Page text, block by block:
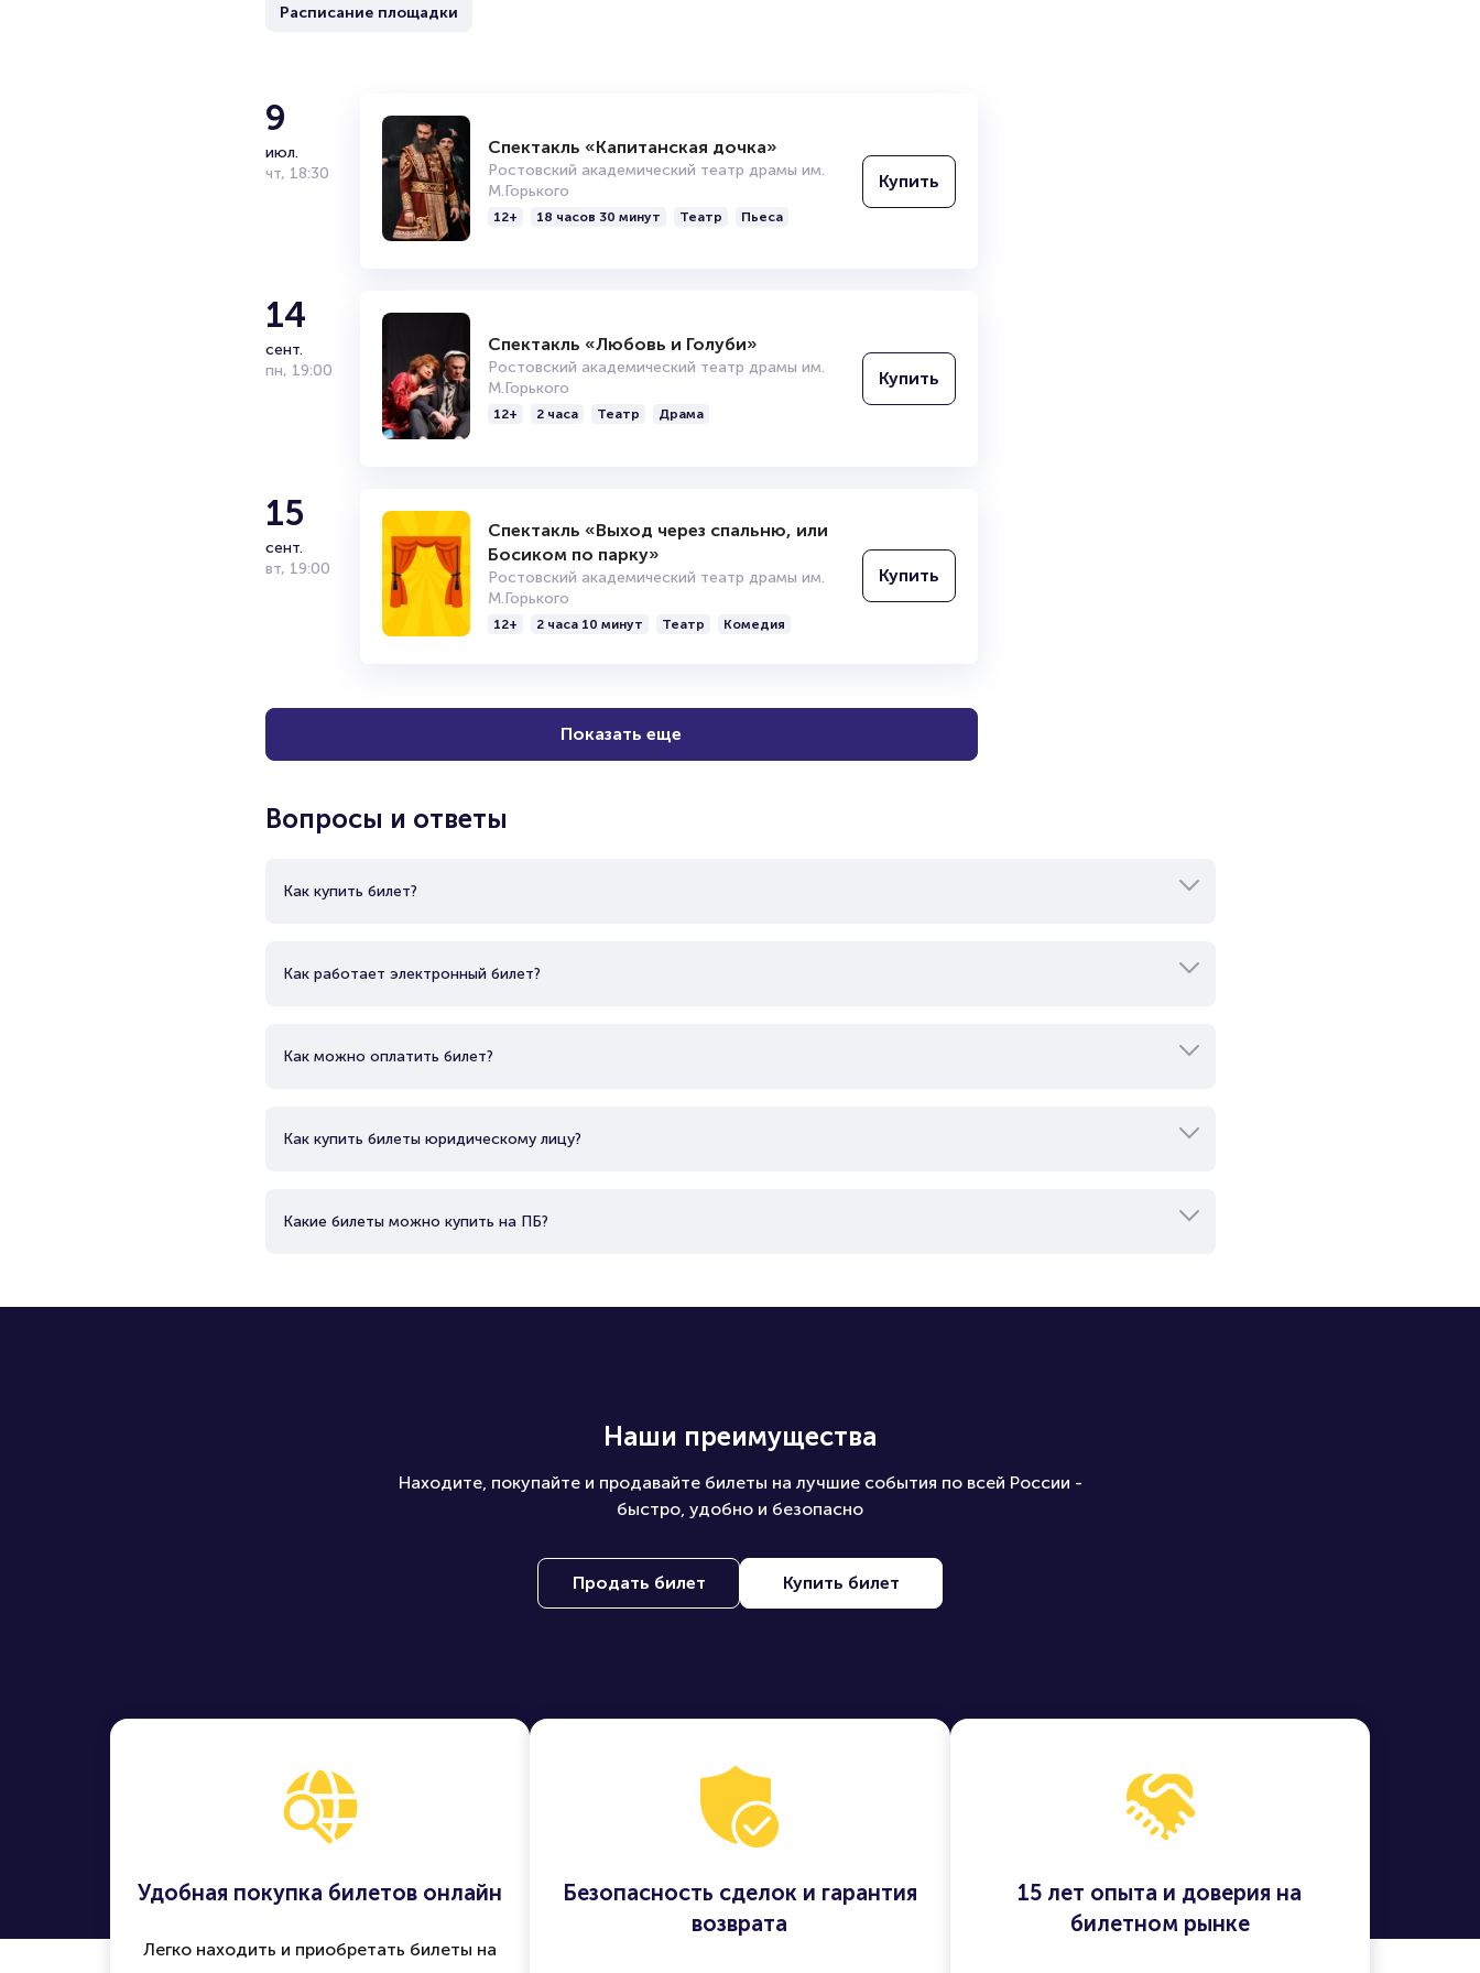
Расписание площадки
9
июл.
чт, 18:30
Спектакль «Капитанская дочка»
Ростовский академический театр драмы им.
М.Горького
12+ 18 часов 30 минут Театр Пьеса
Купить
14
сент.
пн, 19:00
Спектакль «Любовь и Голуби»
Ростовский академический театр драмы им.
М.Горького
12+ 2 часа Театр Драма
Купить
15
сент.
вт, 19:00
Спектакль «Выход через спальню, или
Босиком по парку»
Ростовский академический театр драмы им.
М.Горького
12+ 2 часа 10 минут Театр Комедия
Купить
Показать еще
Вопросы и ответы
Как купить билет?
Как работает электронный билет?
Как можно оплатить билет?
Как купить билеты юридическому лицу?
Какие билеты можно купить на ПБ?
Наши преимущества
Находите, покупайте и продавайте билеты на лучшие события по всей России -
быстро, удобно и безопасно
Продать билет Купить билет
Удобная покупка билетов онлайн
Легко находить и приобретать билеты на
Безопасность сделок и гарантия
возврата
15 лет опыта и доверия на
билетном рынке